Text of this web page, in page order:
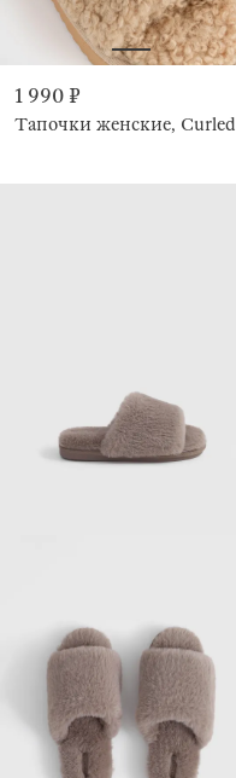
1 990 ₽
Тапочки женские, Curled